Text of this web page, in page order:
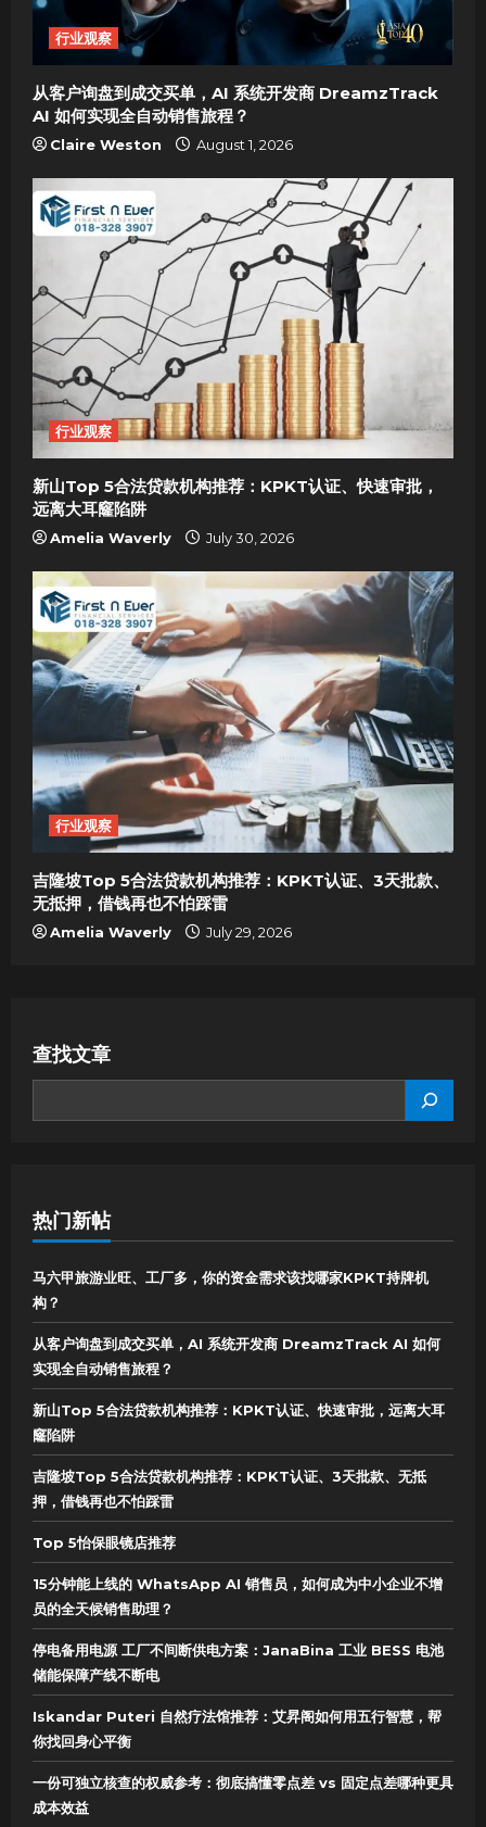
i
o
n
行业观察
从客户询盘到成交买单，AI 系统开发商 DreamzTrack
AI 如何实现全自动销售旅程？
Claire Weston August 1, 2026
行业观察
新山Top 5合法贷款机构推荐：KPKT认证、快速审批，
远离大耳窿陷阱
Amelia Waverly July 30, 2026
行业观察
吉隆坡Top 5合法贷款机构推荐：KPKT认证、3天批款、
无抵押，借钱再也不怕踩雷
Amelia Waverly July 29, 2026
查找文章
热门新帖
马六甲旅游业旺、工厂多，你的资金需求该找哪家KPKT持牌机
构？
从客户询盘到成交买单，AI 系统开发商 DreamzTrack AI 如何
实现全自动销售旅程？
新山Top 5合法贷款机构推荐：KPKT认证、快速审批，远离大耳
窿陷阱
吉隆坡Top 5合法贷款机构推荐：KPKT认证、3天批款、无抵
押，借钱再也不怕踩雷
Top 5怡保眼镜店推荐
15分钟能上线的 WhatsApp AI 销售员，如何成为中小企业不增
员的全天候销售助理？
停电备用电源 工厂不间断供电方案：JanaBina 工业 BESS 电池
储能保障产线不断电
Iskandar Puteri 自然疗法馆推荐：艾昇阁如何用五行智慧，帮
你找回身心平衡
一份可独立核查的权威参考：彻底搞懂零点差 vs 固定点差哪种更具
成本效益